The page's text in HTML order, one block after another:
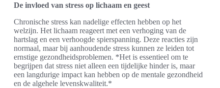
De invloed van stress op lichaam en geest
Chronische stress kan nadelige effecten hebben op het
welzijn. Het lichaam reageert met een verhoging van de
hartslag en een verhoogde spierspanning. Deze reacties zijn
normaal, maar bij aanhoudende stress kunnen ze leiden tot
ernstige gezondheidsproblemen. *Het is essentieel om te
begrijpen dat stress niet alleen een tijdelijke hinder is, maar
een langdurige impact kan hebben op de mentale gezondheid
en de algehele levenskwaliteit.*